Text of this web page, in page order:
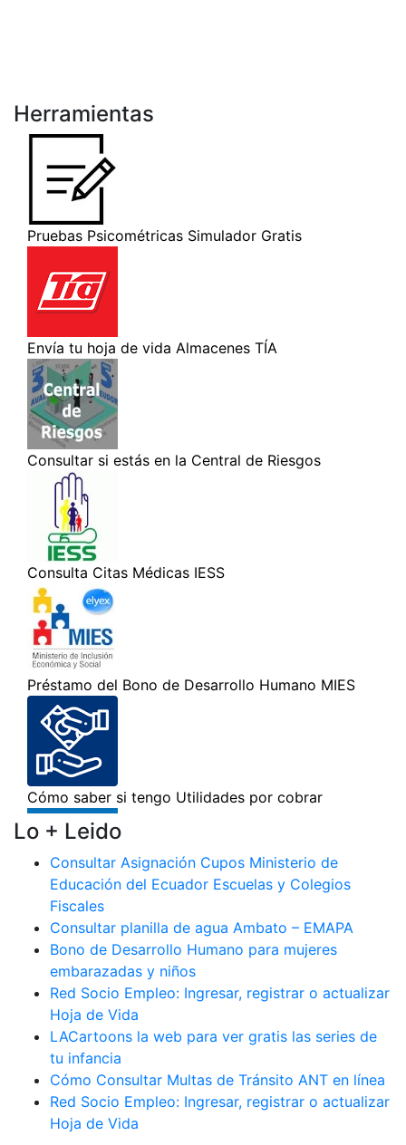
Herramientas
Lo + Leido
Consultar Asignación Cupos Ministerio de
Educación del Ecuador Escuelas y Colegios
Fiscales
Consultar planilla de agua Ambato – EMAPA
Bono de Desarrollo Humano para mujeres
embarazadas y niños
Red Socio Empleo: Ingresar, registrar o actualizar
Hoja de Vida
LACartoons la web para ver gratis las series de
tu infancia
Cómo Consultar Multas de Tránsito ANT en línea
Red Socio Empleo: Ingresar, registrar o actualizar
Hoja de Vida